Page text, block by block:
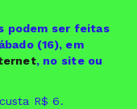
podem ser feitas
(16), em
, no site ou
R$ 6.